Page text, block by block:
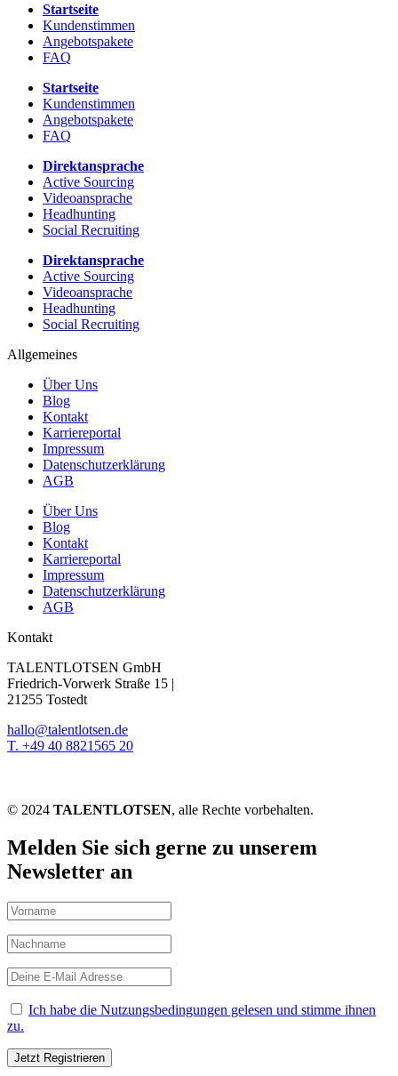
Startseite
Kundenstimmen
Angebotspakete
FAQ
Startseite
Kundenstimmen
Angebotspakete
FAQ
Direktansprache
Active Sourcing
Videoansprache
Headhunting
Social Recruiting
Direktansprache
Active Sourcing
Videoansprache
Headhunting
Social Recruiting
Allgemeines
Über Uns
Blog
Kontakt
Karriereportal
Impressum
Datenschutzerklärung
AGB
Über Uns
Blog
Kontakt
Karriereportal
Impressum
Datenschutzerklärung
AGB
Kontakt
TALENTLOTSEN GmbH
Friedrich-Vorwerk Straße 15 |
21255 Tostedt
hallo@talentlotsen.de
T. +49 40 8821565 20
© 2024 TALENTLOTSEN, alle Rechte vorbehalten.
Melden Sie sich gerne zu unserem
Newsletter an
Ich habe die Nutzungsbedingungen gelesen und stimme ihnen
zu.